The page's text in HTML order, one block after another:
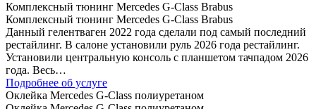
Комплексный тюнинг Mercedes G-Class Brabus
Комплексный тюнинг Mercedes G-Class Brabus
Данный гелентваген 2022 года сделали под самый последний
рестайлинг. В салоне установили руль 2026 года рестайлинг.
Установили центральную консоль с планшетом тачпадом 2026
года. Весь…
Подробнее об услуге
Оклейка Mercedes G-Class полиуретаном